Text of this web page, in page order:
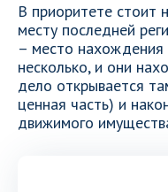
В приоритете стоит
месту последней
– место нахождения
несколько, и они
дело открывается
ценная часть) и
движимого